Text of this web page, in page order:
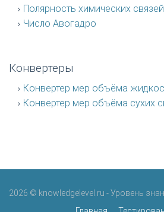
Полярность химических связей
Число Авогадро
Конвертеры
Конвертер мер объёма
Конвертер мер объёма сухих
2026 © knowledgelevel.ru - Уровень